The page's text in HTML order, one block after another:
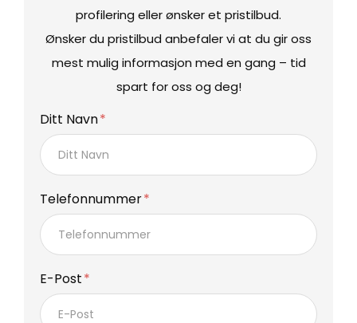
profilering eller ønsker et pristilbud.
Ønsker du pristilbud anbefaler vi at du gir oss
mest mulig informasjon med en gang – tid
spart for oss og deg!
Ditt Navn
Telefonnummer
E-Post